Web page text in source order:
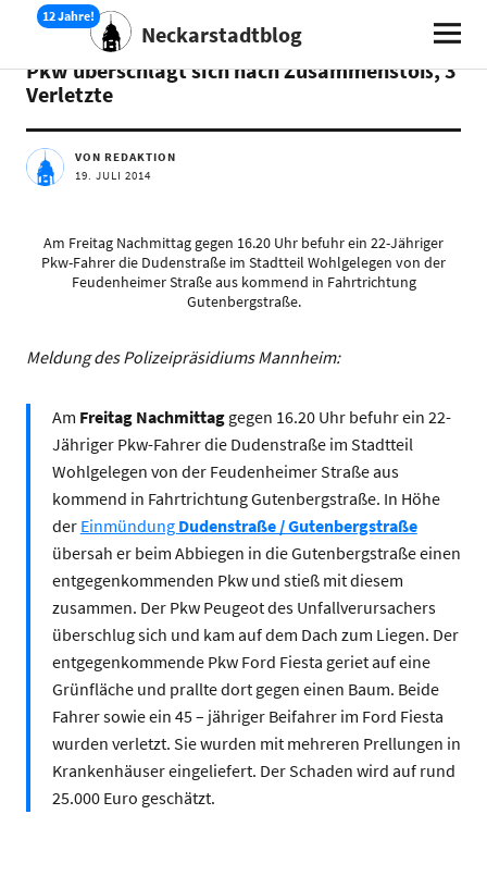
Neckarstadtblog
AKTUELLES
Pkw überschlägt sich nach Zusammenstoß, 3
Verletzte
VON REDAKTION
19. JULI 2014
Am Freitag Nachmittag gegen 16.20 Uhr befuhr ein 22-Jähriger
Pkw-Fahrer die Dudenstraße im Stadtteil Wohlgelegen von der
Feudenheimer Straße aus kommend in Fahrtrichtung
Gutenbergstraße.
Meldung des Polizeipräsidiums Mannheim:
Am Freitag Nachmittaggegen 16.20 Uhr befuhr ein 22-
Jähriger Pkw-Fahrer die Dudenstraße im Stadtteil
Wohlgelegen von der Feudenheimer Straße aus
kommend in Fahrtrichtung Gutenbergstraße. In Höhe
der Einmündung Dudenstraße / Gutenbergstraße
übersah er beim Abbiegen in die Gutenbergstraße einen
entgegenkommenden Pkw und stieß mit diesem
zusammen. Der Pkw Peugeot des Unfallverursachers
überschlug sich und kam auf dem Dach zum Liegen. Der
entgegenkommende Pkw Ford Fiesta geriet auf eine
Grünfläche und prallte dort gegen einen Baum. Beide
Fahrer sowie ein 45 – jähriger Beifahrer im Ford Fiesta
wurden verletzt. Sie wurden mit mehreren Prellungen in
Krankenhäuser eingeliefert. Der Schaden wird auf rund
25.000 Euro geschätzt.